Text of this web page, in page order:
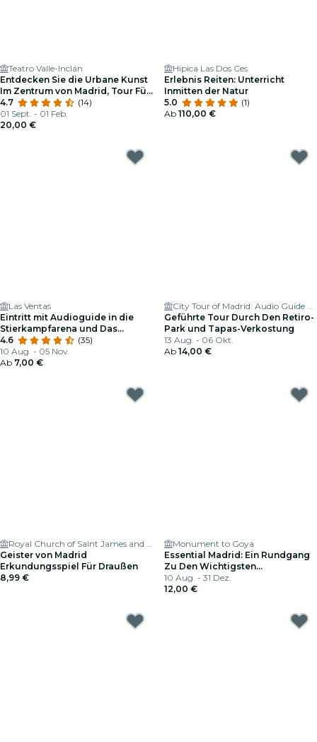
Teatro Valle-Inclán
Entdecken Sie die Urbane Kunst
Im Zentrum von Madrid, Tour Für
2!
4.7
(14)
01 Sept. - 01 Feb.
20,00 €
Hípica Las Dos Ces
Erlebnis Reiten: Unterricht
Inmitten der Natur
5.0
(1)
Ab 110,00 €
Las Ventas
Eintritt mit Audioguide in die
Stierkampfarena und Das
Museum von Las Ventas
4.6
(35)
10 Aug. - 05 Nov.
Ab 7,00 €
City Tour of Madrid: Audio Guide App
Geführte Tour Durch Den Retiro-
Park und Tapas-Verkostung
13 Aug. - 06 Okt.
Ab 14,00 €
Royal Church of Saint James and Saint John the Baptist
Geister von Madrid
Erkundungsspiel Für Draußen
8,99 €
Monument to Goya
Essential Madrid: Ein Rundgang
Zu Den Wichtigsten
Sehenswürdigkeiten der Stadt
10 Aug. - 31 Dez.
12,00 €